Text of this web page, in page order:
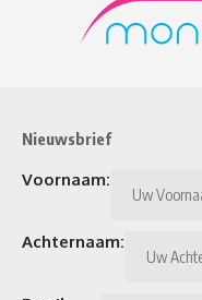
Nieuwsbrief
Voornaam:
Achternaam: